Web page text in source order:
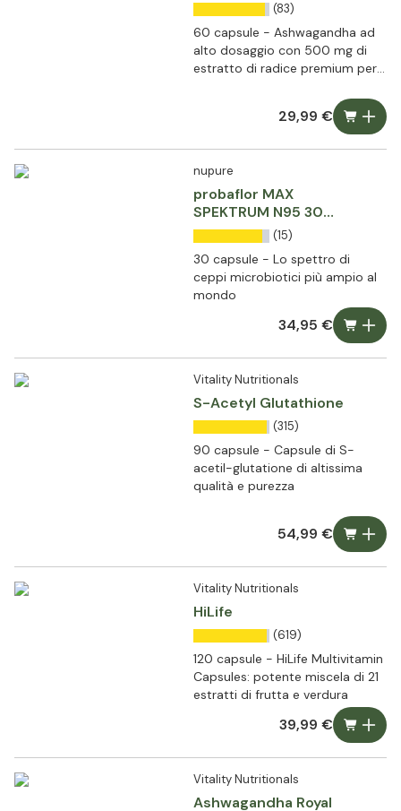
(83)
60 capsule - Ashwagandha ad
alto dosaggio con 500 mg di
estratto di radice premium per
29,99 €
nupure
probaflor MAX
SPEKTRUM N95 30
capsule
(15)
30 capsule - Lo spettro di
ceppi microbiotici più ampio al
mondo
34,95 €
Vitality Nutritionals
S-Acetyl Glutathione
(315)
90 capsule - Capsule di S-
acetil-glutatione di altissima
qualità e purezza
54,99 €
Vitality Nutritionals
HiLife
(619)
120 capsule - HiLife Multivitamin
Capsules: potente miscela di 21
estratti di frutta e verdura
39,99 €
Vitality Nutritionals
Ashwagandha Royal